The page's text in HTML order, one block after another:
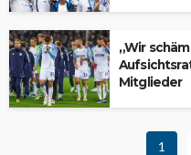
„Wir
Mitglieder
1